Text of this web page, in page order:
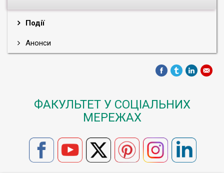
Події
Анонси
ФАКУЛЬТЕТ У СОЦІАЛЬНИХ
МЕРЕЖАХ